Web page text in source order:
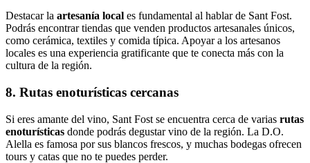
Destacar la artesanía local es fundamental al hablar de Sant Fost.
Podrás encontrar tiendas que venden productos artesanales únicos,
como cerámica, textiles y comida típica. Apoyar a los artesanos
locales es una experiencia gratificante que te conecta más con la
cultura de la región.
8. Rutas enoturísticas cercanas
Si eres amante del vino, Sant Fost se encuentra cerca de varias rutas
enoturísticas donde podrás degustar vino de la región. La D.O.
Alella es famosa por sus blancos frescos, y muchas bodegas ofrecen
tours y catas que no te puedes perder.